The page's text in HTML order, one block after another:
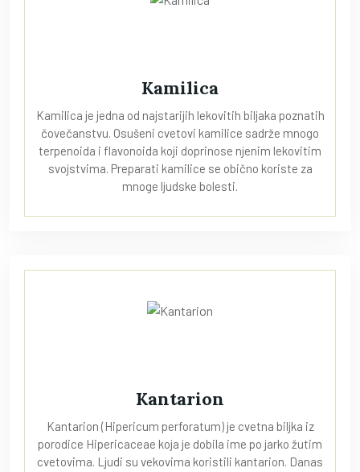
Kamilica
Kamilica je jedna od najstarijih lekovitih biljaka poznatih
čovečanstvu. Osušeni cvetovi kamilice sadrže mnogo
terpenoida i flavonoida koji doprinose njenim lekovitim
svojstvima. Preparati kamilice se obično koriste za
mnoge ljudske bolesti.
Kantarion
Kantarion (Hipericum perforatum) je cvetna biljka iz
porodice Hipericaceae koja je dobila ime po jarko žutim
cvetovima. Ljudi su vekovima koristili kantarion. Danas